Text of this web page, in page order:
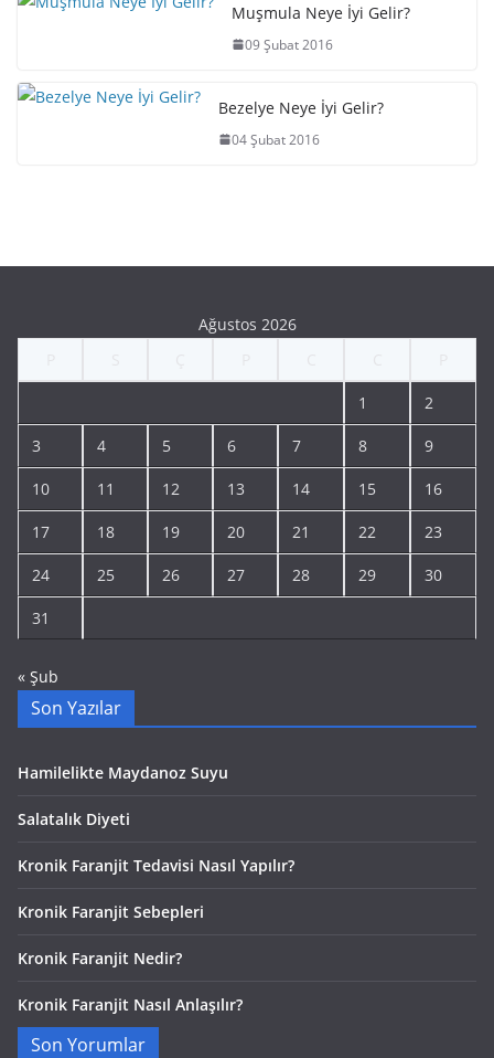
Muşmula Neye İyi Gelir?
09 Şubat 2016
Bezelye Neye İyi Gelir?
04 Şubat 2016
Ağustos 2026
1 2
3 4 5 6 7 8 9
10 11 12 13 14 15 16
17 18 19 20 21 22 23
24 25 26 27 28 29 30
31
« Şub
Son Yazılar
Hamilelikte Maydanoz Suyu
Salatalık Diyeti
Kronik Faranjit Tedavisi Nasıl Yapılır?
Kronik Faranjit Sebepleri
Kronik Faranjit Nedir?
Kronik Faranjit Nasıl Anlaşılır?
Son Yorumlar